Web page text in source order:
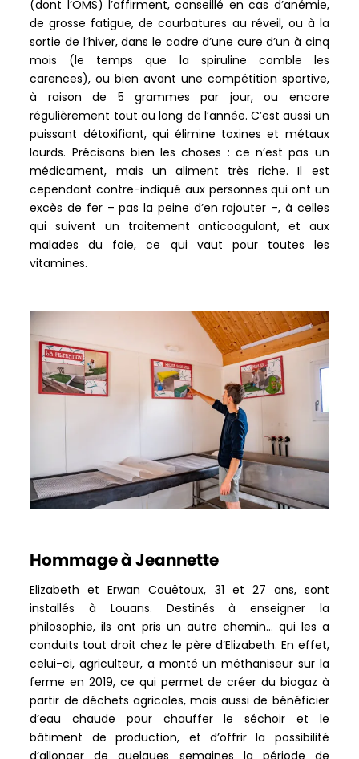
(dont l’OMS) l’affirment, conseillé en cas d’anémie,
de grosse fatigue, de courbatures au réveil, ou à la
sortie de l’hiver, dans le cadre d’une cure d’un à cinq
mois (le temps que la spiruline comble les
carences), ou bien avant une compétition sportive,
à raison de 5 grammes par jour, ou encore
régulièrement tout au long de l’année. C’est aussi un
puissant détoxifiant, qui élimine toxines et métaux
lourds. Précisons bien les choses : ce n’est pas un
médicament, mais un aliment très riche. Il est
cependant contre-indiqué aux personnes qui ont un
excès de fer – pas la peine d’en rajouter –, à celles
qui suivent un traitement anticoagulant, et aux
malades du foie, ce qui vaut pour toutes les
vitamines.
Hommage à Jeannette
Elizabeth et Erwan Couëtoux, 31 et 27 ans, sont
installés à Louans. Destinés à enseigner la
philosophie, ils ont pris un autre chemin… qui les a
conduits tout droit chez le père d’Elizabeth. En effet,
celui-ci, agriculteur, a monté un méthaniseur sur la
ferme en 2019, ce qui permet de créer du biogaz à
partir de déchets agricoles, mais aussi de bénéficier
d’eau chaude pour chauffer le séchoir et le
bâtiment de production, et d’offrir la possibilité